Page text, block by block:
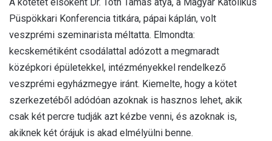
Püspökkari Konferencia titkára, pápai káplán, volt
veszprémi szeminarista méltatta. Elmondta:
kecskemétiként csodálattal adózott a megmaradt
középkori épületekkel, intézményekkel rendelkező
veszprémi egyházmegye iránt. Kiemelte, hogy a kötet
szerkezetéből adódóan azoknak is hasznos lehet, akik
csak két percre tudják azt kézbe venni, és azoknak is,
akiknek két órájuk is akad elmélyülni benne.